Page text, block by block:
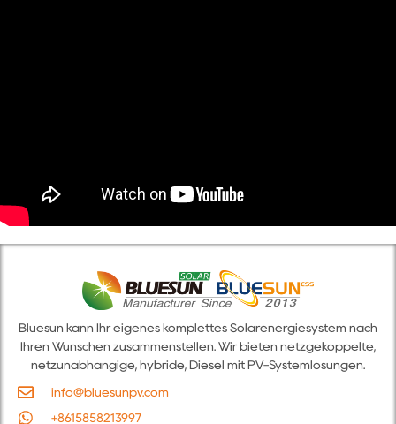
Bluesun kann Ihr eigenes komplettes Solarenergiesystem nach
Ihren Wünschen zusammenstellen. Wir bieten netzgekoppelte,
netzunabhängige, hybride, Diesel mit PV-Systemlösungen.
info@bluesunpv.com
+8615858213997